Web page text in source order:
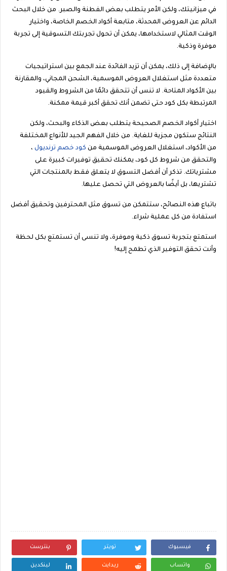
في ميزانيتك، ولكن الأمر يتطلب بعض الفطنة والصبر. من خلال البحث
الدائم عن العروض المحدثة، متابعة أكواد الخصم الخاصة، واختيار
الوقت المثالي لاستخدامها، يمكن أن تحول تجربتك التسوقية إلى تجربة
موفرة وذكية.
بالإضافة إلى ذلك، يمكن أن تزيد الفائدة عند الجمع بين استراتيجيات
متعددة مثل استغلال العروض الموسمية، الشحن المجاني، والمقارنة
بين الأكواد المتاحة. لا تنس أن تتحقق دائمًا من الشروط والقيود
المرتبطة بكل كود حتى تضمن أنك تحقق أكبر قيمة ممكنة.
اختيار أكواد الخصم الصحيحة يتطلب بعض الذكاء والبحث، ولكن
النتائج ستكون مجزية للغاية. من خلال الفهم الجيد للأنواع المختلفة
من الأكواد، استغلال العروض الموسمية من كود خصم ترنديول ،
والتحقق من شروط كل كود، يمكنك تحقيق توفيرات كبيرة على
مشترياتك. تذكر أن أفضل التسوق لا يتعلق فقط بالمنتجات التي
تشتريها، بل أيضًا بالعروض التي تحصل عليها.
باتباع هذه النصائح، ستتمكن من تسوق مثل المحترفين وتحقيق أفضل
استفادة من كل عملية شراء.
استمتع بتجربة تسوق ذكية وموفرة، ولا تنسى أن تستمتع بكل لحظة
وأنت تحقق التوفير الذي تطمح إليه!
فيسبوك تويتر بنترست
واتساب ريدايت لينكدين